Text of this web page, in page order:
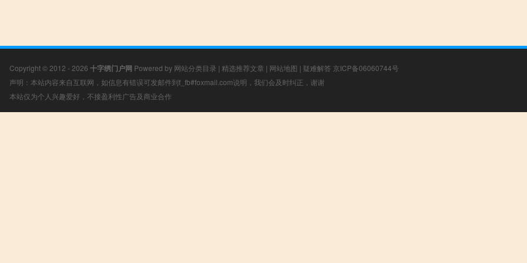
Copyright © 2012 - 2026 十字绣门户网 Powered by 网站分类目录 | 精选推荐文章 | 网站地图 | 疑难解答 京ICP备06060744号
声明：本站内容来自互联网，如信息有错误可发邮件到f_fb#foxmail.com说明，我们会及时纠正，谢谢
本站仅为个人兴趣爱好，不接盈利性广告及商业合作